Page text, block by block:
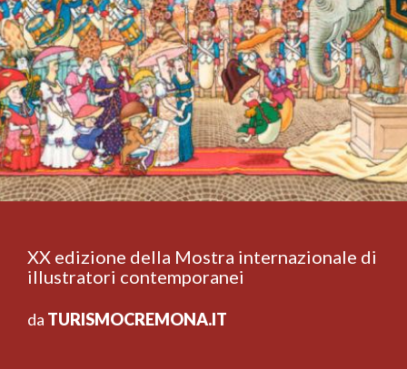
XX edizione della Mostra internazionale di
illustratori contemporanei
da TURISMOCREMONA.IT